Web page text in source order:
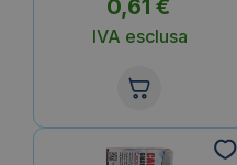
0,61 €
IVA esclusa